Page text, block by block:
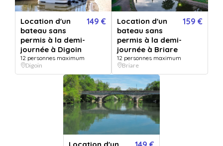
Ou offrez une carte cadeau valable chez nos 786 établissements
partenaires :
50€ 80€ 120€ 150€ 200€ 250€
Location d'un
bateau sans
permis à la demi-
journée à Digoin
12 personnes maximum
149 €
Digoin
Location d'un
bateau sans
permis à la demi-
journée à Briare
12 personnes maximum
159 €
Briare
Ce bon comprend
Ce bon cadeau vous permet de réserver une location de bateau